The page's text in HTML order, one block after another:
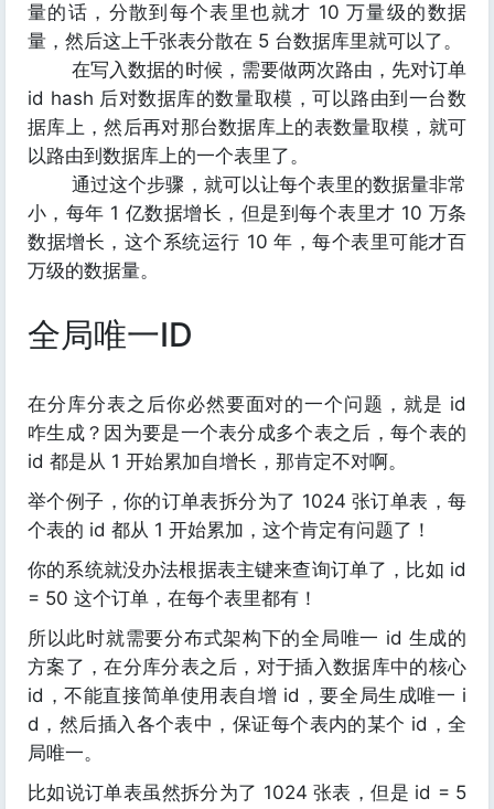
量的话，分散到每个表里也就才 10 万量级的数据
量，然后这上千张表分散在 5 台数据库里就可以了。
在写入数据的时候，需要做两次路由，先对订单
id hash 后对数据库的数量取模，可以路由到一台数
据库上，然后再对那台数据库上的表数量取模，就可
以路由到数据库上的一个表里了。
通过这个步骤，就可以让每个表里的数据量非常
小，每年 1 亿数据增长，但是到每个表里才 10 万条
数据增长，这个系统运行 10 年，每个表里可能才百
万级的数据量。
全局唯一ID
在分库分表之后你必然要面对的一个问题，就是 id
咋生成？因为要是一个表分成多个表之后，每个表的
id 都是从 1 开始累加自增长，那肯定不对啊。
举个例子，你的订单表拆分为了 1024 张订单表，每
个表的 id 都从 1 开始累加，这个肯定有问题了！
你的系统就没办法根据表主键来查询订单了，比如 id
= 50 这个订单，在每个表里都有！
所以此时就需要分布式架构下的全局唯一 id 生成的
方案了，在分库分表之后，对于插入数据库中的核心
id，不能直接简单使用表自增 id，要全局生成唯一 i
d，然后插入各个表中，保证每个表内的某个 id，全
局唯一。
比如说订单表虽然拆分为了 1024 张表，但是 id = 5